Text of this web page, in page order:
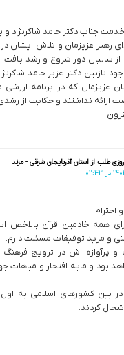
جناب دکتر حامد شاکرنژاد و
رهبر عزیزمان و تلاش ایشان
سالیان دور شروع و رشد یافت،
نازنین دکتر عزیز حامد
عزیزمان که در برنامه
ارائه نداشتند و حکایت از
طلب از استان آذربایجان شرقی - مرند
02:43
احترام
همه خادمین قرآن بالاخص
و مزید توفیقات مسئلت دارم.
و پرآوازه اش در ترویج
بود و مایه افتخار و مباهات
در بین کشورهای اسلامی به
کردند.